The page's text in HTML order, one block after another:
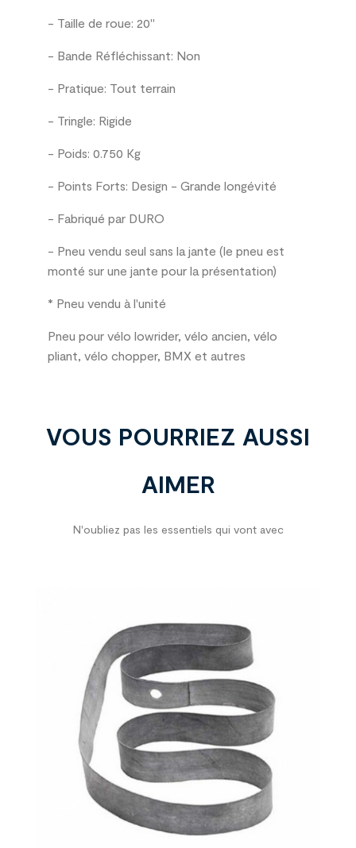
- Taille de roue: 20"
- Bande Réfléchissant: Non
- Pratique: Tout terrain
- Tringle: Rigide
- Poids: 0.750 Kg
- Points Forts: Design - Grande longévité
- Fabriqué par DURO
- Pneu vendu seul sans la jante (le pneu est
monté sur une jante pour la présentation)
* Pneu vendu à l'unité
Pneu pour vélo lowrider, vélo ancien, vélo
pliant, vélo chopper, BMX et autres
VOUS POURRIEZ AUSSI
AIMER
N'oubliez pas les essentiels qui vont avec